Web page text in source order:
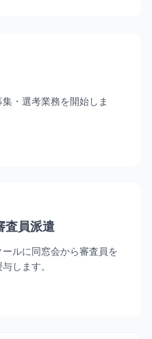
・選考業務を開始しま
査員派遣
ルに同窓会から審査員を
します。